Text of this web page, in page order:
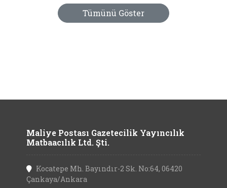
Tümünü Göster
Maliye Postası Gazetecilik Yayıncılık
Matbaacılık Ltd. Şti.
Kocatepe Mh. Bayındır-2 Sk. No:64, 06420
Çankaya/Ankara